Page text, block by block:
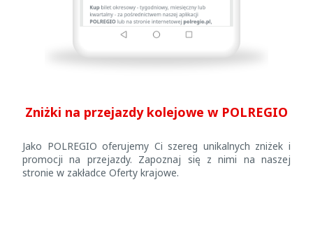
Zniżki na przejazdy kolejowe w POLREGIO
Jako POLREGIO oferujemy Ci szereg unikalnych zniżek i
promocji na przejazdy. Zapoznaj się z nimi na naszej
stronie w zakładce Oferty krajowe.